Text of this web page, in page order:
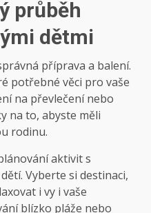
průběh
dětmi
příprava a balení.
potřebné věci pro vaše
na převlečení nebo
na to, abyste měli
rodinu.
aktivit s
Vyberte si destinaci,
i vy i vaše
blízko pláže nebo